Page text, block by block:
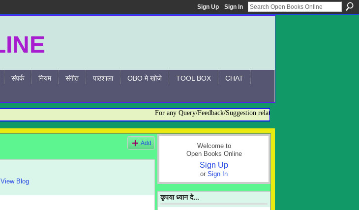
Sign Up Sign In
संपर्क नियम संगीत पाठशाला OBO मे खोजे TOOL BOX CHAT
For any Query/Feedback/Suggestion related to OBO, please contact:-
Add
View Blog
Welcome to
Open Books Online
Sign Up
or Sign In
कृपया ध्यान दे...